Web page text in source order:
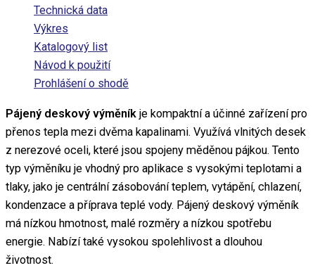
Technická data
Výkres
Katalogový list
Návod k použití
Prohlášení o shodě
Pájený deskový výměník je kompaktní a účinné zařízení pro
přenos tepla mezi dvěma kapalinami. Využívá vlnitých desek
z nerezové oceli, které jsou spojeny měděnou pájkou. Tento
typ výměníku je vhodný pro aplikace s vysokými teplotami a
tlaky, jako je centrální zásobování teplem, vytápění, chlazení,
kondenzace a příprava teplé vody. Pájený deskový výměník
má nízkou hmotnost, malé rozměry a nízkou spotřebu
energie. Nabízí také vysokou spolehlivost a dlouhou
životnost.